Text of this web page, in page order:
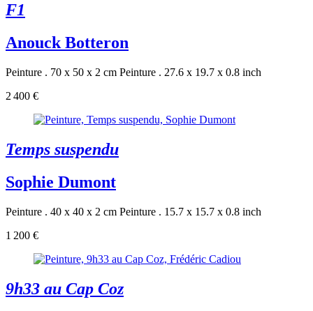
F1
Anouck Botteron
Peinture . 70 x 50 x 2 cm Peinture . 27.6 x 19.7 x 0.8 inch
2 400 €
Temps suspendu
Sophie Dumont
Peinture . 40 x 40 x 2 cm Peinture . 15.7 x 15.7 x 0.8 inch
1 200 €
9h33 au Cap Coz